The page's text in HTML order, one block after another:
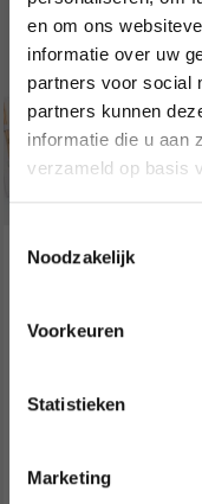
en om ons
informatie over uw
partners voor social
partners kunnen
informatie die u aan
verzameld op basis
Noodzakelijk
Voorkeuren
Statistieken
Marketing
KNITPRO
CIRCULAIRES
Soyez le
Wil je liever